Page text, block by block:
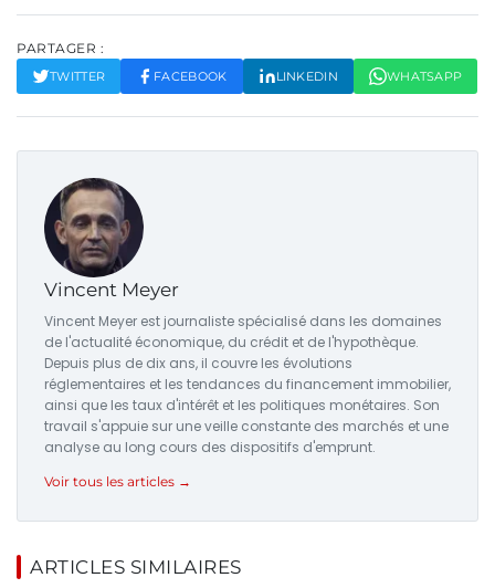
PARTAGER :
TWITTER FACEBOOK LINKEDIN WHATSAPP
Vincent Meyer
Vincent Meyer est journaliste spécialisé dans les domaines
de l'actualité économique, du crédit et de l'hypothèque.
Depuis plus de dix ans, il couvre les évolutions
réglementaires et les tendances du financement immobilier,
ainsi que les taux d'intérêt et les politiques monétaires. Son
travail s'appuie sur une veille constante des marchés et une
analyse au long cours des dispositifs d'emprunt.
Voir tous les articles →
ARTICLES SIMILAIRES